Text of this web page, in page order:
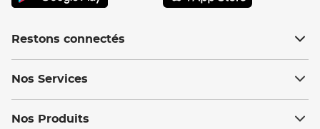
Restons connectés
Nos Services
Nos Produits